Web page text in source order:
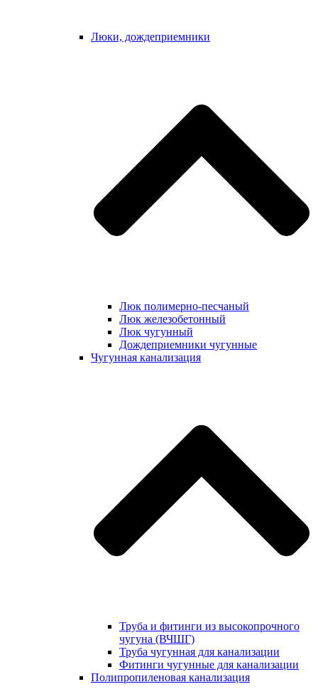
Люки, дождеприемники
Люк полимерно-песчаный
Люк железобетонный
Люк чугунный
Дождеприемники чугунные
Чугунная канализация
Труба и фитинги из высокопрочного
чугуна (ВЧШГ)
Труба чугунная для канализации
Фитинги чугунные для канализации
Полипропиленовая канализация